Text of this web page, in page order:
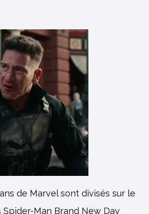
de Marvel sont divisés sur le
Spider-Man Brand New Day